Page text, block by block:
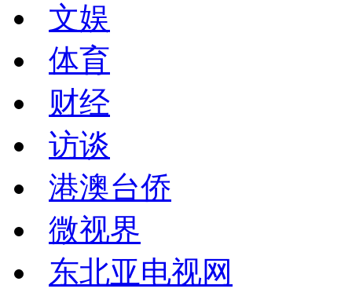
文娱
体育
财经
访谈
港澳台侨
微视界
东北亚电视网